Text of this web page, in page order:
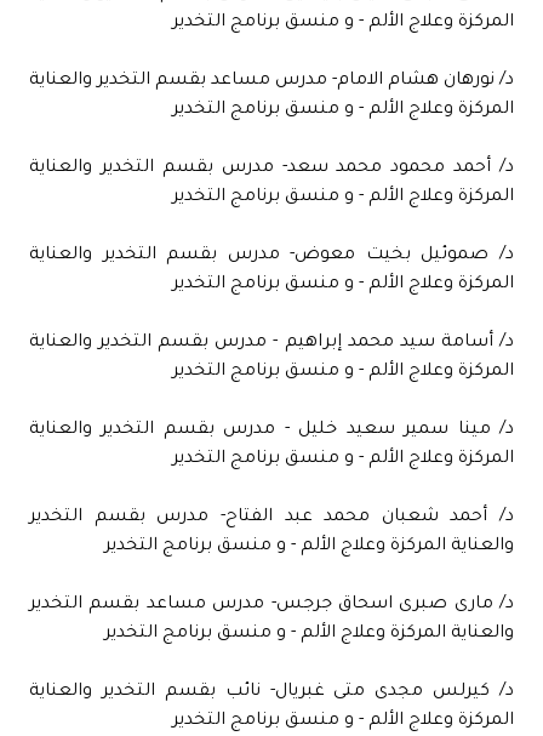
المركزة وعلاج الألم - و منسق برنامج التخدير
د/ نورهان هشام الامام- مدرس مساعد بقسم التخدير والعناية
المركزة وعلاج الألم - و منسق برنامج التخدير
د/ أحمد محمود محمد سعد- مدرس بقسم التخدير والعناية
المركزة وعلاج الألم - و منسق برنامج التخدير
د/ صموئيل بخيت معوض- مدرس بقسم التخدير والعناية
المركزة وعلاج الألم - و منسق برنامج التخدير
د/ أسامة سيد محمد إبراهيم - مدرس بقسم التخدير والعناية
المركزة وعلاج الألم - و منسق برنامج التخدير
د/ مينا سمير سعيد خليل - مدرس بقسم التخدير والعناية
المركزة وعلاج الألم - و منسق برنامج التخدير
د/ أحمد شعبان محمد عبد الفتاح- مدرس بقسم التخدير
والعناية المركزة وعلاج الألم - و منسق برنامج التخدير
د/ مارى صبرى اسحاق جرجس- مدرس مساعد بقسم التخدير
والعناية المركزة وعلاج الألم - و منسق برنامج التخدير
د/ كيرلس مجدى متى غبريال- نائب بقسم التخدير والعناية
المركزة وعلاج الألم - و منسق برنامج التخدير